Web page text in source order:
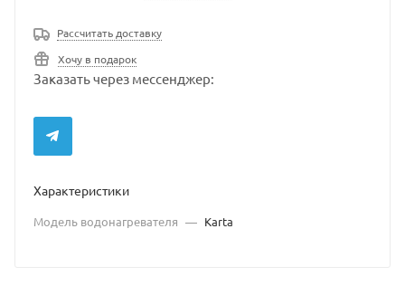
Рассчитать доставку
Хочу в подарок
Заказать через мессенджер:
Характеристики
Модель водонагревателя — Karta